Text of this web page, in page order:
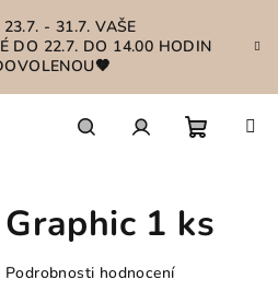
- 31.7. VAŠE
DO 22.7. DO 14.00 HODIN
košík
1 ks
Podrobnosti hodnocení